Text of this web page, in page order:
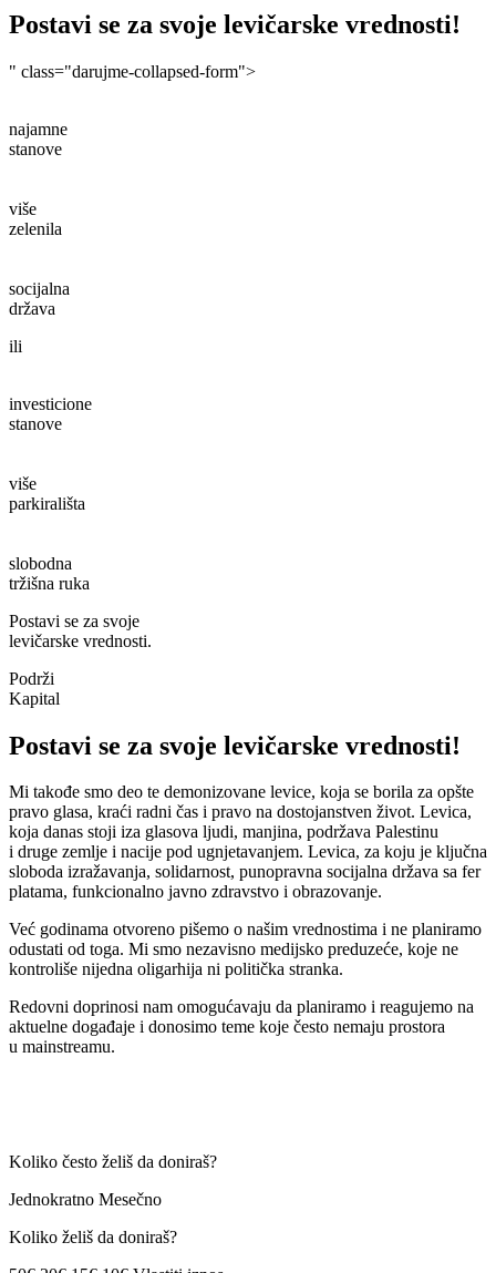
Postavi se za svoje levičarske vrednosti!
" class="darujme-collapsed-form">
najamne
stanove
više
zelenila
socijalna
država
ili
investicione
stanove
više
parkirališta
slobodna
tržišna ruka
Postavi se za svoje
levičarske vrednosti.
Podrži
Kapital
Postavi se za svoje levičarske vrednosti!
Mi takođe smo deo te demonizovane levice, koja se borila za opšte
pravo glasa, kraći radni čas i pravo na dostojanstven život. Levica,
koja danas stoji iza glasova ljudi, manjina, podržava Palestinu
i druge zemlje i nacije pod ugnjetavanjem. Levica, za koju je ključna
sloboda izražavanja, solidarnost, punopravna socijalna država sa fer
platama, funkcionalno javno zdravstvo i obrazovanje.
Već godinama otvoreno pišemo o našim vrednostima i ne planiramo
odustati od toga. Mi smo nezavisno medijsko preduzeće, koje ne
kontroliše nijedna oligarhija ni politička stranka.
Redovni doprinosi nam omogućavaju da planiramo i reagujemo na
aktuelne događaje i donosimo teme koje često nemaju prostora
u mainstreamu.
Koliko često želiš da doniraš?
Jednokratno Mesečno
Koliko želiš da doniraš?